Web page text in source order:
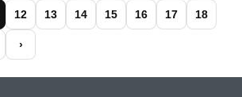
12 13 14 15 16 17 18
›